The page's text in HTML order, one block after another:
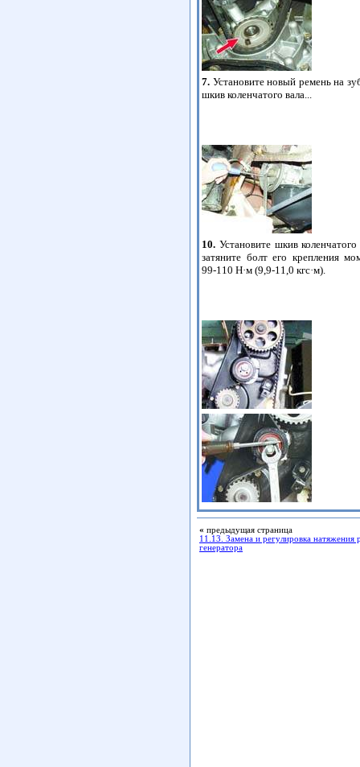
7. Установите новый ремень на
шкив коленчатого вала...
10. Установите шкив
затяните болт его крепления
99-110 Н·м (9,9-11,0 кгс·м).
« предыдущая страница
11.13. Замена и регулировка натяжения
генератора